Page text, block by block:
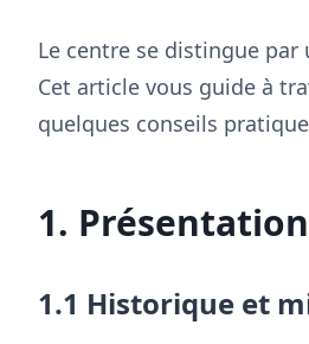
Le centre se distingue
Cet article vous guide à
quelques conseils
1.
1.1 Historique et